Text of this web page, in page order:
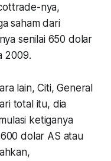
nya,
saham dari
senilai 650 dolar
2009.
lain, Citi, General
total itu, dia
ketiganya
dolar AS atau